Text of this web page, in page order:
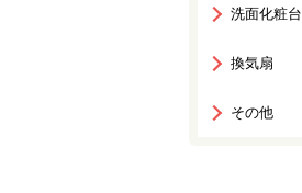
洗面化粧台
換気扇
その他